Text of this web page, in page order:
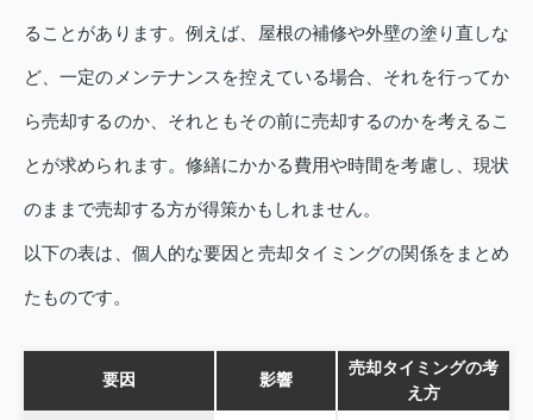
ることがあります。例えば、屋根の補修や外壁の塗り直しな
ど、一定のメンテナンスを控えている場合、それを行ってか
ら売却するのか、それともその前に売却するのかを考えるこ
とが求められます。修繕にかかる費用や時間を考慮し、現状
のままで売却する方が得策かもしれません。
以下の表は、個人的な要因と売却タイミングの関係をまとめ
たものです。
要因 影響
売却タイミングの考
え方